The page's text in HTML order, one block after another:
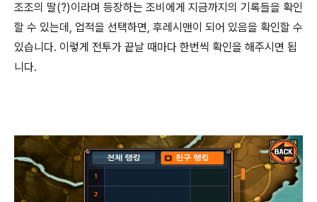
조조의 딸(?)이라며 등장하는 조비에게 지금까지의 기록들을 확인
할 수 있는데, 업적을 선택하면, 후레시맨이 되어 있음을 확인할 수
있습니다. 이렇게 전투가 끝날 때마다 한번씩 확인을 해주시면 됩
니다.